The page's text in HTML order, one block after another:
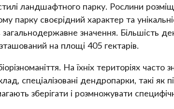
ландшафтного парку. Рослини
своєрідний характер та
значення. Більшість
на площі 405 гектарів.
На їхніх територіях часто
спеціалізовані дендропарки, такі як
зберігати і розмножувати